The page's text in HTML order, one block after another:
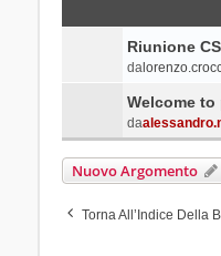
Riunione
da
Welcome to
da
Nuovo Argomento
Torna All’Indice Della